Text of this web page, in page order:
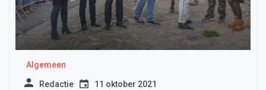
Algemeen
Redactie 11 oktober 2021